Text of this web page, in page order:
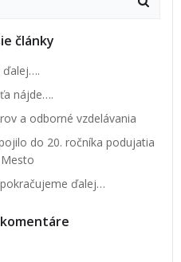
články
ďalej….
nájde….
a odborné vzdelávania
do 20. ročníka podujatia
ďalej…